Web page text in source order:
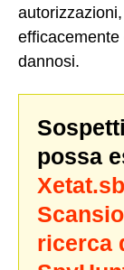
dannosi.
possa
ricerca